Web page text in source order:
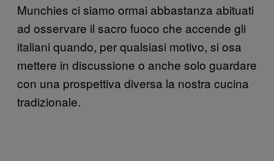
Munchies ci siamo ormai abbastanza abituati
ad osservare il sacro fuoco che accende gli
italiani quando, per qualsiasi motivo, si osa
mettere in discussione o anche solo guardare
con una prospettiva diversa la nostra cucina
tradizionale.